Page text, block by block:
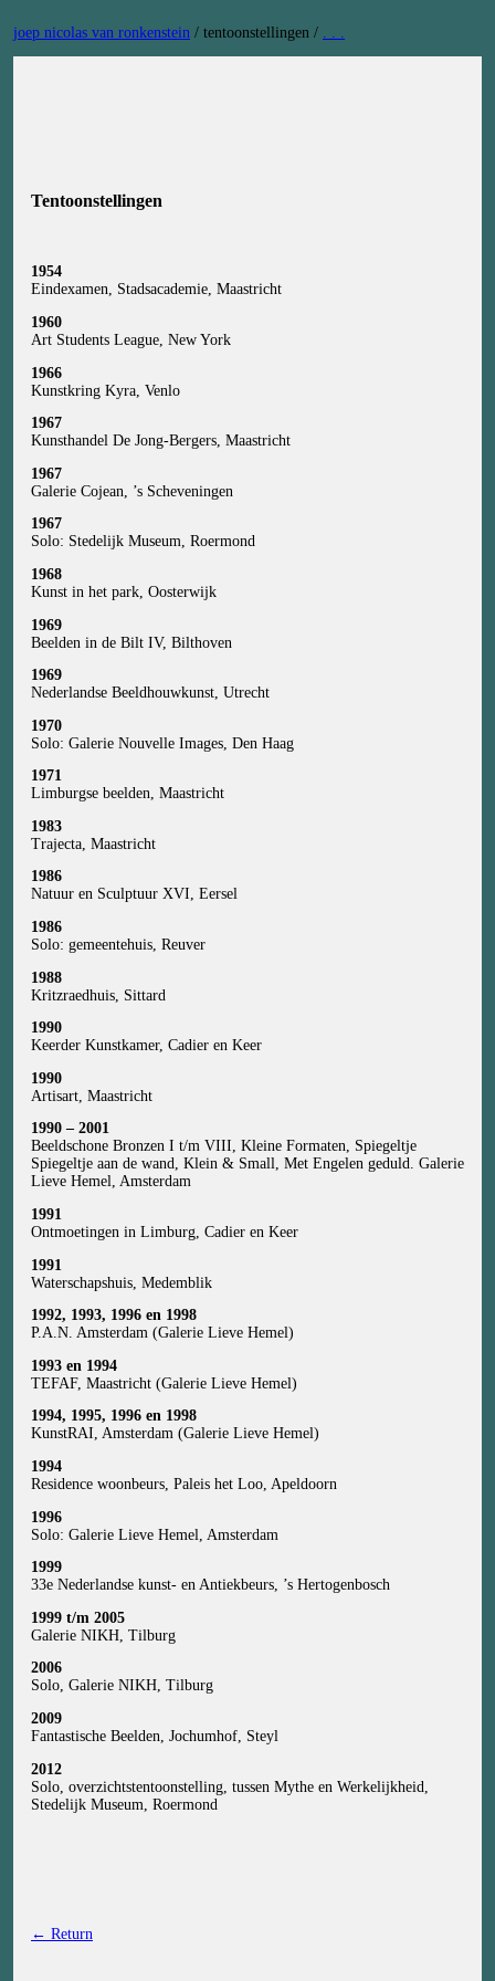
naar
joep nicolas van ronkenstein / tentoonstellingen /
Tentoonstellingen
1954
Eindexamen, Stadsacademie, Maastricht
1960
Art Students League, New York
1966
Kunstkring Kyra, Venlo
1967
Kunsthandel De Jong-Bergers, Maastricht
1967
Galerie Cojean, ’s Scheveningen
1967
Solo: Stedelijk Museum, Roermond
1968
Kunst in het park, Oosterwijk
1969
Beelden in de Bilt IV, Bilthoven
1969
Nederlandse Beeldhouwkunst, Utrecht
1970
Solo: Galerie Nouvelle Images, Den Haag
1971
Limburgse beelden, Maastricht
1983
Trajecta, Maastricht
1986
Natuur en Sculptuur XVI, Eersel
1986
Solo: gemeentehuis, Reuver
1988
Kritzraedhuis, Sittard
1990
Keerder Kunstkamer, Cadier en Keer
1990
Artisart, Maastricht
1990 – 2001
Beeldschone Bronzen I t/m VIII, Kleine Formaten, Spiegeltje
Spiegeltje aan de wand, Klein & Small, Met Engelen geduld. Galerie
Lieve Hemel, Amsterdam
1991
Ontmoetingen in Limburg, Cadier en Keer
1991
Waterschapshuis, Medemblik
1992, 1993, 1996 en 1998
P.A.N. Amsterdam (Galerie Lieve Hemel)
1993 en 1994
TEFAF, Maastricht (Galerie Lieve Hemel)
1994, 1995, 1996 en 1998
KunstRAI, Amsterdam (Galerie Lieve Hemel)
1994
Residence woonbeurs, Paleis het Loo, Apeldoorn
1996
Solo: Galerie Lieve Hemel, Amsterdam
1999
33e Nederlandse kunst- en Antiekbeurs, ’s Hertogenbosch
1999 t/m 2005
Galerie NIKH, Tilburg
2006
Solo, Galerie NIKH, Tilburg
2009
Fantastische Beelden, Jochumhof, Steyl
2012
Solo, overzichtstentoonstelling, tussen Mythe en Werkelijkheid,
Stedelijk Museum, Roermond
← Return